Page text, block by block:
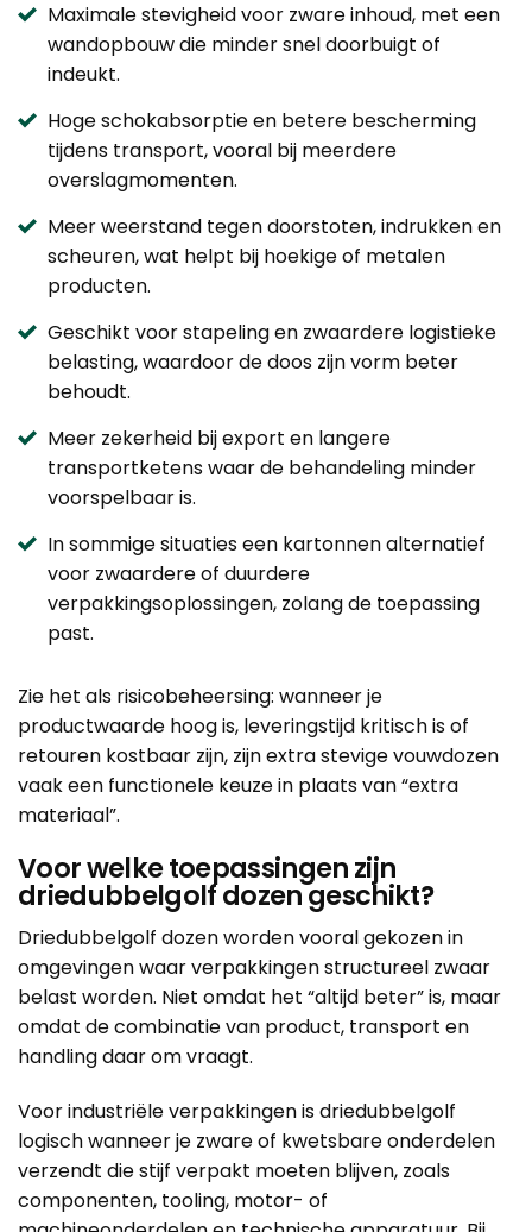
Maximale stevigheid voor zware inhoud, met een
wandopbouw die minder snel doorbuigt of
indeukt.
Hoge schokabsorptie en betere bescherming
tijdens transport, vooral bij meerdere
overslagmomenten.
Meer weerstand tegen doorstoten, indrukken en
scheuren, wat helpt bij hoekige of metalen
producten.
Geschikt voor stapeling en zwaardere logistieke
belasting, waardoor de doos zijn vorm beter
behoudt.
Meer zekerheid bij export en langere
transportketens waar de behandeling minder
voorspelbaar is.
In sommige situaties een kartonnen alternatief
voor zwaardere of duurdere
verpakkingsoplossingen, zolang de toepassing
past.
Zie het als risicobeheersing: wanneer je
productwaarde hoog is, leveringstijd kritisch is of
retouren kostbaar zijn, zijn extra stevige vouwdozen
vaak een functionele keuze in plaats van “extra
materiaal”.
Voor welke toepassingen zijn
driedubbelgolf dozen geschikt?
Driedubbelgolf dozen worden vooral gekozen in
omgevingen waar verpakkingen structureel zwaar
belast worden. Niet omdat het “altijd beter” is, maar
omdat de combinatie van product, transport en
handling daar om vraagt.
Voor industriële verpakkingen is driedubbelgolf
logisch wanneer je zware of kwetsbare onderdelen
verzendt die stijf verpakt moeten blijven, zoals
componenten, tooling, motor- of